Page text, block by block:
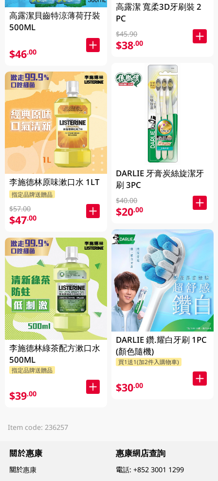
高露潔貝齒特涼薄荷孖裝
500ML
$46.00
李施德林原味漱口水 1LT
指定品牌送贈品
$57.00
$47.00
李施德林綠茶配方漱口水
500ML
指定品牌送贈品
$39.00
高露潔 寬柔3D牙刷裝 2
PC
$45.90
$38.00
DARLIE 牙膏炭絲旋潔牙
刷 3PC
$40.00
$20.00
DARLIE 鑽.耀白牙刷 1PC
(顏色隨機)
買1送1(加2件入購物車)
$30.00
Item code: 236257
關於惠康
關於惠康
惠康網店查詢
電話:+852 3001 1299